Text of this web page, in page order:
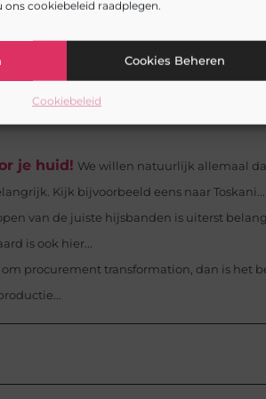
cookiebeleid raadplegen.
Cookies Beheren
Cookiebeleid
in de voorbereiding van uw bruiloft. Deze
naar digitale en online marketing. Je komt
kapitaalintensief en tijdrovend zijn. Maar
je huid! We willen natuurlijk allemaal
Kijk bijvoorbeeld eens naar Toskani...
van de juiste hijsbanden is uiterst
is ook hier...
om procurement transformation, dan is het